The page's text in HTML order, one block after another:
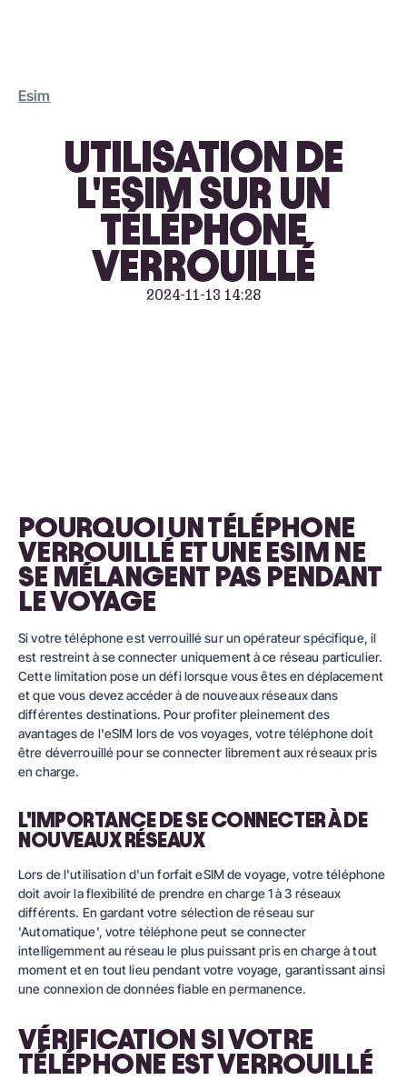
Esim
UTILISATION DE
L'ESIM SUR UN
TÉLÉPHONE
VERROUILLÉ
2024-11-13 14:28
POURQUOI UN TÉLÉPHONE
VERROUILLÉ ET UNE ESIM NE
SE MÉLANGENT PAS PENDANT
LE VOYAGE
Si votre téléphone est verrouillé sur un opérateur spécifique, il
est restreint à se connecter uniquement à ce réseau particulier.
Cette limitation pose un défi lorsque vous êtes en déplacement
et que vous devez accéder à de nouveaux réseaux dans
différentes destinations. Pour profiter pleinement des
avantages de l'eSIM lors de vos voyages, votre téléphone doit
être déverrouillé pour se connecter librement aux réseaux pris
en charge.
L'IMPORTANCE DE SE CONNECTER À DE
NOUVEAUX RÉSEAUX
Lors de l'utilisation d'un forfait eSIM de voyage, votre téléphone
doit avoir la flexibilité de prendre en charge 1 à 3 réseaux
différents. En gardant votre sélection de réseau sur
'Automatique', votre téléphone peut se connecter
intelligemment au réseau le plus puissant pris en charge à tout
moment et en tout lieu pendant votre voyage, garantissant ainsi
une connexion de données fiable en permanence.
VÉRIFICATION SI VOTRE
TÉLÉPHONE EST VERROUILLÉ